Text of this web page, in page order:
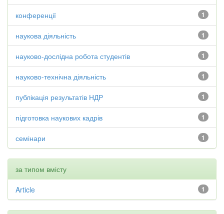
1
конференції
1
наукова діяльність
1
науково-дослідна робота студентів
1
науково-технічна діяльність
1
публікація результатів НДР
1
підготовка наукових кадрів
1
семінари
за типом вмісту
1
Article